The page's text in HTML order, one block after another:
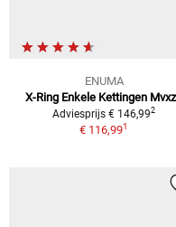
ENUMA
X-Ring Enkele Kettingen
Adviesprijs € 146,992
€ 116,991